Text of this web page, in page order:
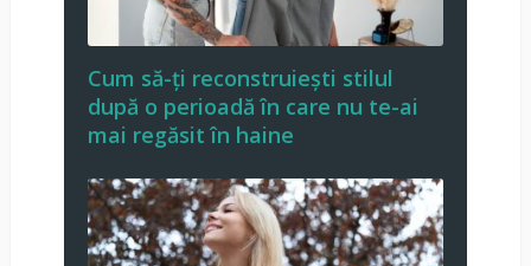
Cum să-ți reconstruiești stilul
după o perioadă în care nu te-ai
mai regăsit în haine